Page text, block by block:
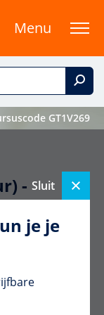
Menu
GT1V269
Sluit
je je
-
is een volledig
Tijdens
volg je deze
cursus